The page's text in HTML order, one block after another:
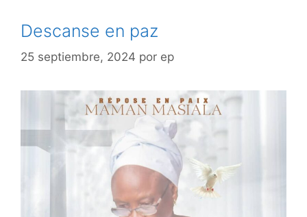
Descanse en paz
25 septiembre, 2024 por ep